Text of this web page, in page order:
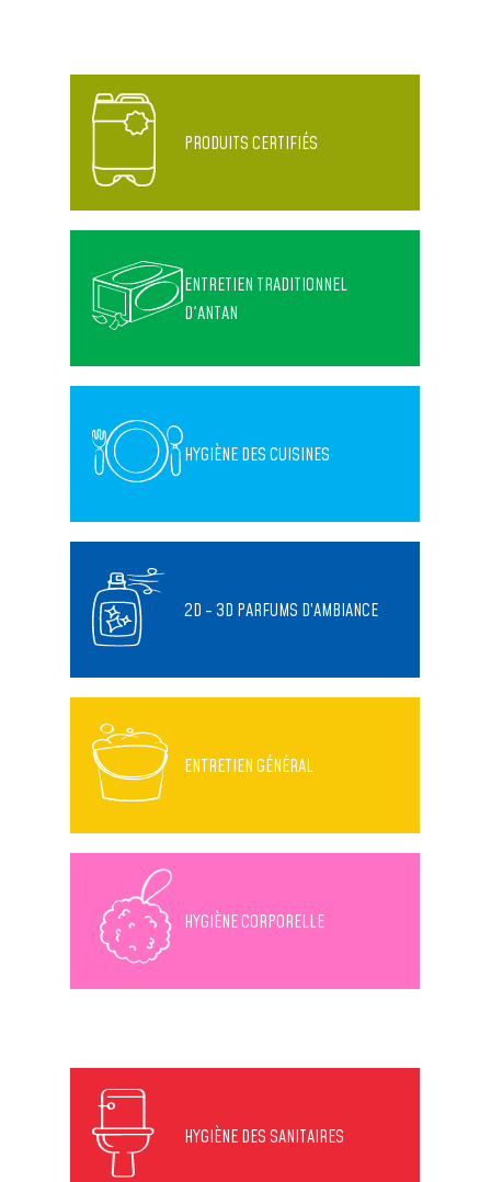
PRODUITS CERTIFIÉS
ENTRETIEN TRADITIONNEL
D'ANTAN
HYGIÈNE DES CUISINES
2D - 3D PARFUMS D’AMBIANCE
ENTRETIEN GÉNÉRAL
HYGIÈNE CORPORELLE
HYGIÈNE DES SANITAIRES